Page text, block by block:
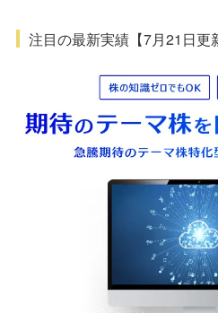
注目の最新実績【7月21日更